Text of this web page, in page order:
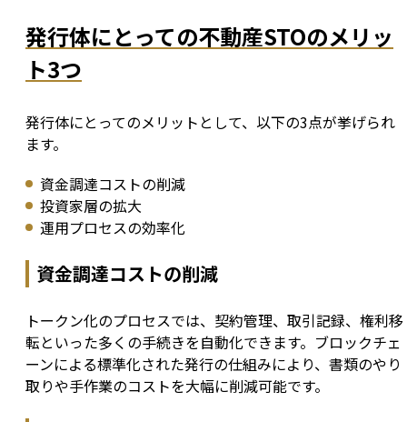
発行体にとっての不動産STOのメリッ
ト3つ
発行体にとってのメリットとして、以下の3点が挙げられ
ます。
資金調達コストの削減
投資家層の拡大
運用プロセスの効率化
資金調達コストの削減
トークン化のプロセスでは、契約管理、取引記録、権利移
転といった多くの手続きを自動化できます。ブロックチェ
ーンによる標準化された発行の仕組みにより、書類のやり
取りや手作業のコストを大幅に削減可能です。